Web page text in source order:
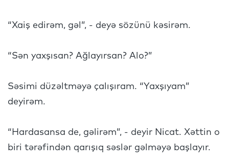
“Xaiş edirəm, gəl”, - deyə sözünü kəsirəm.
“Sən yaxşısan? Ağlayırsan? Alo?”
Səsimi düzəltməyə çalışıram. “Yaxşıyam”
deyirəm.
“Hardasansa de, gəlirəm”, - deyir Nicat. Xəttin o
biri tərəfindən qarışıq səslər gəlməyə başlayır.